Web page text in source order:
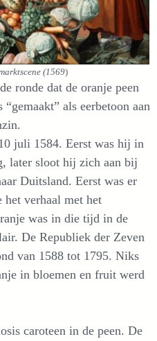
(1569)
ronde dat de oranje peen
als eerbetoon aan
juli 1584. Eerst was hij in
later sloot hij zich aan bij
Duitsland. Eerst was er
verhaal met het
was in die tijd in de
De Republiek der Zeven
van 1588 tot 1795. Niks
in bloemen en fruit werd
caroteen in de peen. De